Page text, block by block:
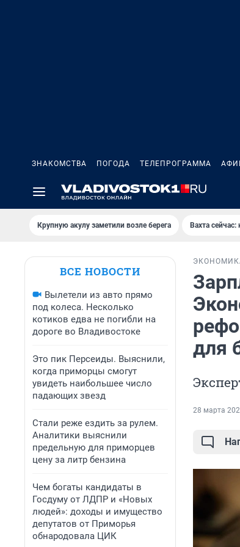
ЗНАКОМСТВА ПОГОДА ТЕЛЕПРОГРАММА
Крупную акулу заметили возле берега Вахта
ВСЕ НОВОСТИ
Вылетели из авто прямо
под колеса. Несколько
котиков едва не погибли на
дороге во Владивостоке
Это пик Персеиды. Выяснили,
когда приморцы смогут
увидеть наибольшее число
падающих звезд
Стали реже ездить за рулем.
Аналитики выяснили
предельную для приморцев
цену за литр бензина
Чем богаты кандидаты в
Госдуму от ЛДПР и «Новых
людей»: доходы и имущество
депутатов от Приморья
обнародовала ЦИК
для
28 марта